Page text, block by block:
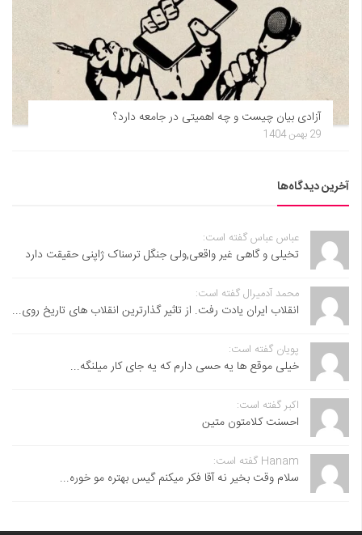
آزادی بیان چیست و چه اهمیتی در جامعه دارد؟
29 بهمن 1404
آخرین دیدگاه‌ها
عباس عباس گفته است:
تخیلی و گاهی غیر واقعی,ولی جنگل ترسناک ژاپنی حقیقت دارد
محمد آدمیرال گفته است:
انقلاب ایران یادت رفت. از تاثیر گذارترین انقلاب های تاریخ روی...
پویان گفته است:
خیلی موقع ها یه حسی دارم که یه جای کار میلنگه...
اکبر گفته است:
احسنت ‌کلامتون متین
Hanam گفته است:
سلام وقت بخیر نه آقا فکر میکنم گیس بهتره مو خوره...